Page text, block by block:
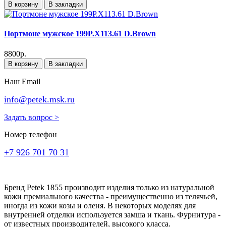
В корзину В закладки
Портмоне мужское 199P.X113.61 D.Brown
8800р.
В корзину В закладки
Наш Email
info@petek.msk.ru
Задать вопрос >
Номер телефон
+7 926 701 70 31
Бренд Petek 1855 производит изделия только из натуральной
кожи премиального качества - преимущественно из телячьей,
иногда из кожи козы и оленя. В некоторых моделях для
внутренней отделки используется замша и ткань. Фурнитура -
от известных производителей, высокого класса.